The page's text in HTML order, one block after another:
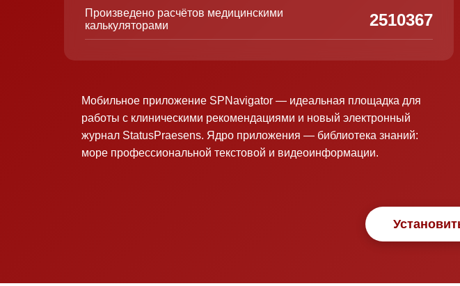
Произведено расчётов медицинскими
калькуляторами
2510367
Мобильное приложение SPNavigator — идеальная площадка для
работы с клиническими рекомендациями и новый электронный
журнал StatusPraesens. Ядро приложения — библиотека знаний:
море профессиональной текстовой и видеоинформации.